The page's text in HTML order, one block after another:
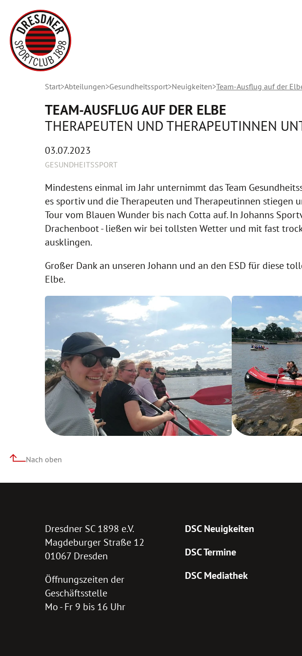
Start Abteilungen Gesundheitssport Neuigkeiten Team-Ausflug auf der
TEAM-AUSFLUG AUF DER ELBE
THERAPEUTEN UND THERAPEUTINNEN
03.07.2023
GESUNDHEITSSPORT
Mindestens einmal im Jahr unternimmt das Team
es sportiv und die Therapeuten und Therapeutinnen
Tour vom Blauen Wunder bis nach Cotta auf. In Johanns
Drachenboot - ließen wir bei tollsten Wetter und mit fast
ausklingen.
Großer Dank an unseren Johann und an den ESD für diese
Elbe.
Nach oben
Dresdner SC 1898 e.V.
Magdeburger Straße 12
01067 Dresden
Öffnungszeiten der
Geschäftsstelle
Mo - Fr 9 bis 16 Uhr
DSC Neuigkeiten
DSC Termine
DSC Mediathek